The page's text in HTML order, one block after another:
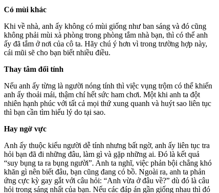
Có mùi khác
Khi về nhà, anh ấy không có mùi giống như ban sáng và đó cũng
không phải mùi xà phòng trong phòng tắm nhà bạn, thì có thể anh
ấy đã tắm ở nơi của cô ta. Hãy chú ý hơn vì trong trường hợp này,
cái mũi sẽ cho bạn biết nhiều điều.
Thay tâm đổi tính
Nếu anh ấy từng là người nóng tính thì việc vụng trộm có thể khiến
anh ấy thoải mái, thậm chí hết sức ham chơi. Một khi anh ta đột
nhiên hạnh phúc với tất cả mọi thứ xung quanh và huýt sao liên tục
thì bạn cần tìm hiểu lý do tại sao.
Hay ngờ vực
Anh ấy thuộc kiểu người dễ tính nhưng bất ngờ, anh ấy liên tục tra
hỏi bạn đã đi những đâu, làm gì và gặp những ai. Đó là kết quả
“suy bụng ta ra bụng người”. Anh ta nghĩ, việc phản bội chẳng khó
khăn gì nên biết đâu, bạn cũng đang có bồ. Ngoài ra, anh ta phản
ứng cực kỳ gay gắt với câu hỏi: “Anh vừa ở đâu về?” dù đó là câu
hỏi trong sáng nhất của bạn. Nếu các đáp án gần giống nhau thì đó